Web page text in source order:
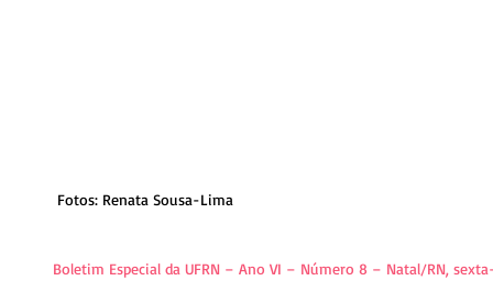
Fotos: Renata Sousa-Lima
Boletim Especial da UFRN – Ano VI – Número 8 – Natal/RN,